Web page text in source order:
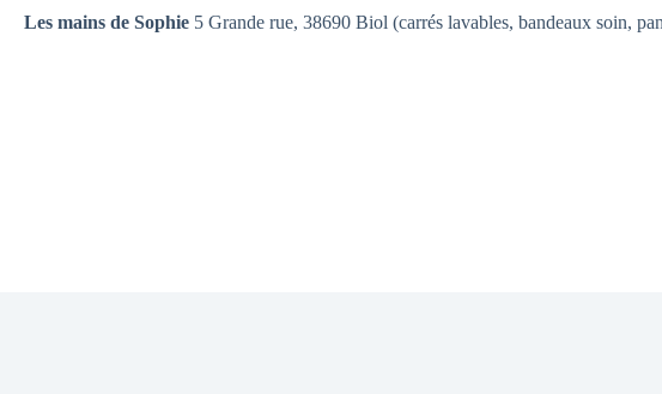
Les mains de Sophie 5 Grande rue, 38690 Biol (carrés lavables, bandeaux soin,